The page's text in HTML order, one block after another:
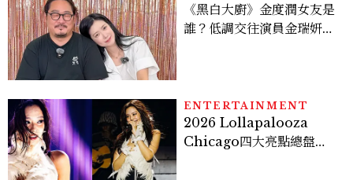
《黑白大廚》金度潤女友是
誰？低調交往演員金瑞妍、
ENTERTAINMENT
2026 Lollapalooza
Chicago四大亮點總盤